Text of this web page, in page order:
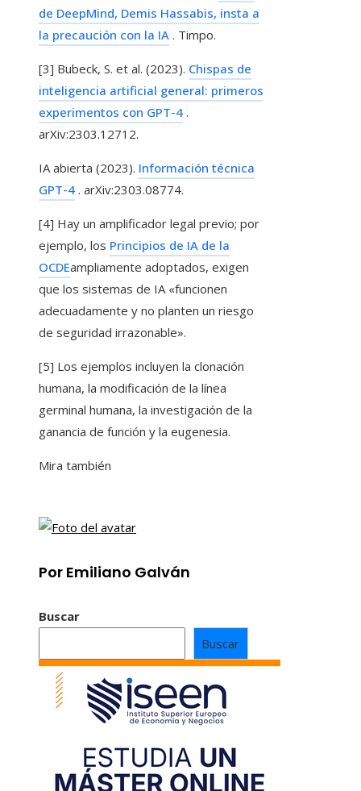
de DeepMind, Demis Hassabis, insta a
la precaución con la IA . Timpo.
[3] Bubeck, S. et al. (2023). Chispas de
inteligencia artificial general: primeros
experimentos con GPT-4 .
arXiv:2303.12712.
IA abierta (2023). Información técnica
GPT-4 . arXiv:2303.08774.
[4] Hay un amplificador legal previo; por
ejemplo, los Principios de IA de la
OCDEampliamente adoptados, exigen
que los sistemas de IA «funcionen
adecuadamente y no planten un riesgo
de seguridad irrazonable».
[5] Los ejemplos incluyen la clonación
humana, la modificación de la línea
germinal humana, la investigación de la
ganancia de función y la eugenesia.
Mira también
Por Emiliano Galván
Buscar
Buscar